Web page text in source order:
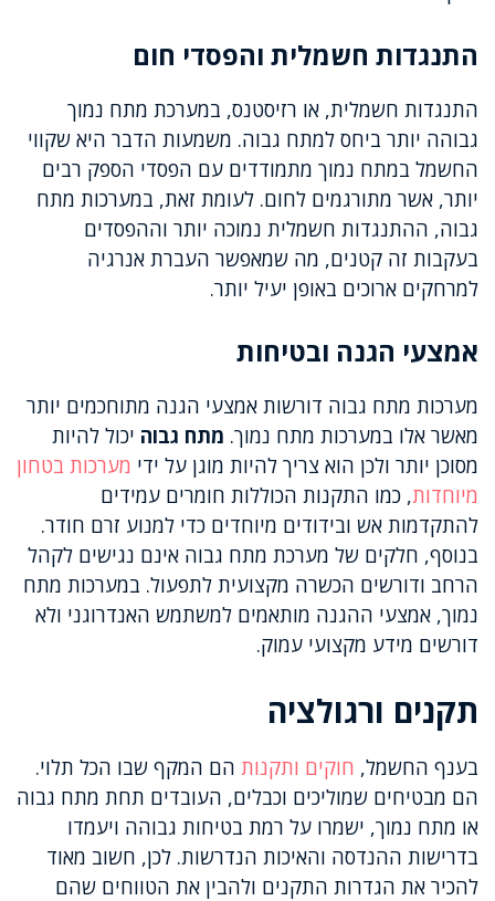
התנגדות חשמלית והפסדי חום
התנגדות חשמלית, או רזיסטנס, במערכת מתח נמוך
גבוהה יותר ביחס למתח גבוה. משמעות הדבר היא שקווי
החשמל במתח נמוך מתמודדים עם הפסדי הספק רבים
יותר, אשר מתורגמים לחום. לעומת זאת, במערכות מתח
גבוה, ההתנגדות חשמלית נמוכה יותר וההפסדים
בעקבות זה קטנים, מה שמאפשר העברת אנרגיה
למרחקים ארוכים באופן יעיל יותר.
אמצעי הגנה ובטיחות
מערכות מתח גבוה דורשות אמצעי הגנה מתוחכמים יותר
מאשר אלו במערכות מתח נמוך. מתח גבוה יכול להיות
מסוכן יותר ולכן הוא צריך להיות מוגן על ידי מערכות בטחון
מיוחדות, כמו התקנות הכוללות חומרים עמידים
להתקדמות אש ובידודים מיוחדים כדי למנוע זרם חודר.
בנוסף, חלקים של מערכת מתח גבוה אינם נגישים לקהל
הרחב ודורשים הכשרה מקצועית לתפעול. במערכות מתח
נמוך, אמצעי ההגנה מותאמים למשתמש האנדרוגני ולא
דורשים מידע מקצועי עמוק.
תקנים ורגולציה
בענף החשמל, חוקים ותקנות הם המקף שבו הכל תלוי.
הם מבטיחים שמוליכים וכבלים, העובדים תחת מתח גבוה
או מתח נמוך, ישמרו על רמת בטיחות גבוהה ויעמדו
בדרישות ההנדסה והאיכות הנדרשות. לכן, חשוב מאוד
להכיר את הגדרות התקנים ולהבין את הטווחים שהם